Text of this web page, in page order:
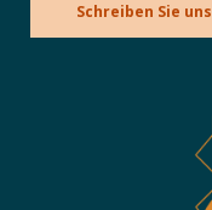
Schreiben Sie uns